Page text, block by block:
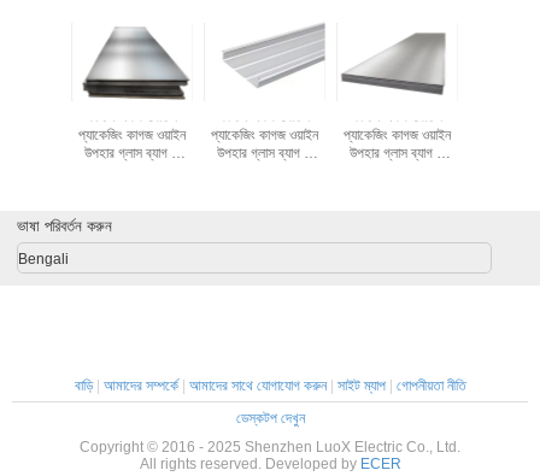
কাস্টম একক বোতল
প্যাকেজিং কাগজ ওয়াইন
উপহার গ্লাস ব্যাগ 2
কাস্টম একক বোতল
প্যাকেজিং কাগজ ওয়াইন
উপহার গ্লাস ব্যাগ 2
কাস্টম একক বোতল
প্যাকেজিং কাগজ ওয়াইন
উপহার গ্লাস ব্যাগ 2
ভাষা পরিবর্তন করুন
Bengali
বাড়ি| আমাদের সম্পর্কে| আমাদের সাথে যোগাযোগ করুন| সাইট ম্যাপ| গোপনীয়তা নীতি
ডেস্কটপ দেখুন
Copyright © 2016 - 2025 Shenzhen LuoX Electric Co., Ltd.
All rights reserved. Developed by ECER